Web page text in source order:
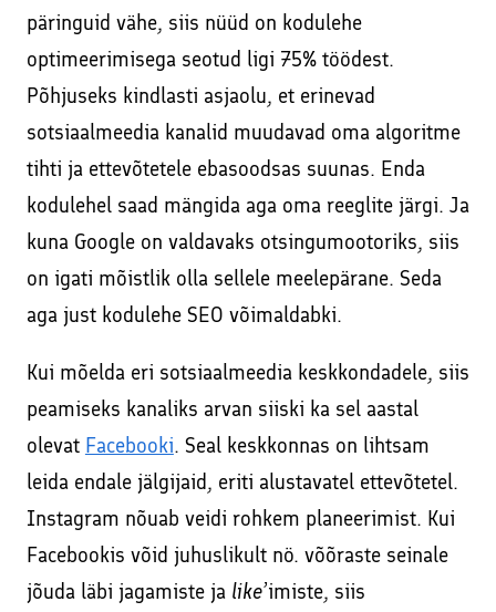
päringuid vähe, siis nüüd on kodulehe
optimeerimisega seotud ligi 75% töödest.
Põhjuseks kindlasti asjaolu, et erinevad
sotsiaalmeedia kanalid muudavad oma algoritme
tihti ja ettevõtetele ebasoodsas suunas. Enda
kodulehel saad mängida aga oma reeglite järgi. Ja
kuna Google on valdavaks otsingumootoriks, siis
on igati mõistlik olla sellele meelepärane. Seda
aga just kodulehe SEO võimaldabki.
Kui mõelda eri sotsiaalmeedia keskkondadele, siis
peamiseks kanaliks arvan siiski ka sel aastal
olevat Facebooki. Seal keskkonnas on lihtsam
leida endale jälgijaid, eriti alustavatel ettevõtetel.
Instagram nõuab veidi rohkem planeerimist. Kui
Facebookis võid juhuslikult nö. võõraste seinale
jõuda läbi jagamiste ja like’imiste, siis